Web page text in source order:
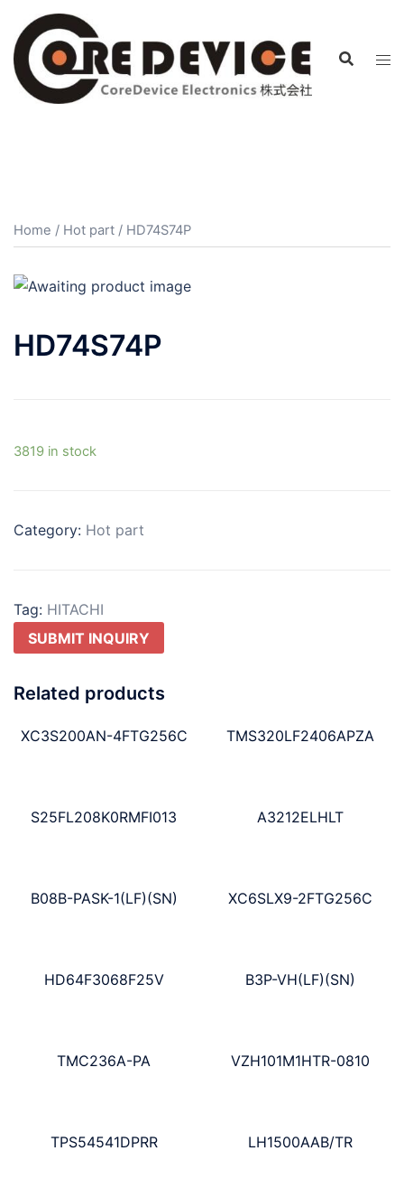
Home / Hot part / HD74S74P
HD74S74P
3819 in stock
Category: Hot part
Tag: HITACHI
SUBMIT INQUIRY
Related products
XC3S200AN-4FTG256C TMS320LF2406APZA
S25FL208K0RMFI013 A3212ELHLT
B08B-PASK-1(LF)(SN) XC6SLX9-2FTG256C
HD64F3068F25V B3P-VH(LF)(SN)
TMC236A-PA VZH101M1HTR-0810
TPS54541DPRR LH1500AAB/TR